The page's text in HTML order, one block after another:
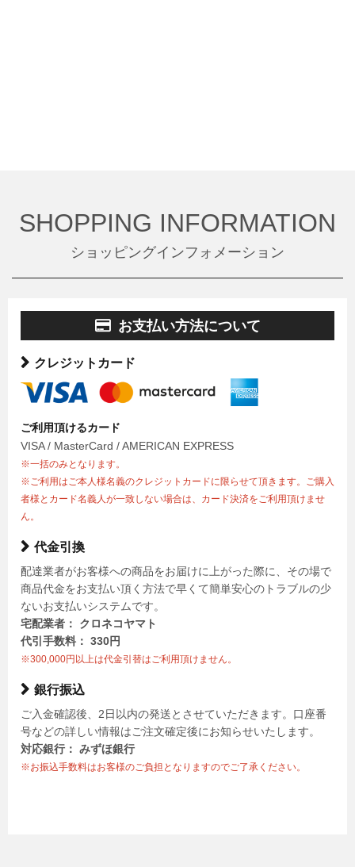
SHOPPING INFORMATION
ショッピングインフォメーション
お支払い方法について
クレジットカード
ご利用頂けるカード
VISA / MasterCard / AMERICAN EXPRESS
※一括のみとなります。
※ご利用はご本人様名義のクレジットカードに限らせて頂きます。ご購入
者様とカード名義人が一致しない場合は、カード決済をご利用頂けませ
ん。
代金引換
配達業者がお客様への商品をお届けに上がった際に、その場で
商品代金をお支払い頂く方法で早くて簡単安心のトラブルの少
ないお支払いシステムです。
宅配業者： クロネコヤマト
代引手数料： 330円
※300,000円以上は代金引替はご利用頂けません。
銀行振込
ご入金確認後、2日以内の発送とさせていただきます。口座番
号などの詳しい情報はご注文確定後にお知らせいたします。
対応銀行： みずほ銀行
※お振込手数料はお客様のご負担となりますのでご了承ください。